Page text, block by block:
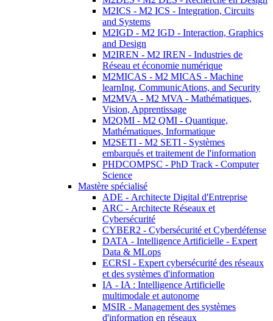
M2ICS - M2 ICS - Integration, Circuits
and Systems
M2IGD - M2 IGD - Interaction, Graphics
and Design
M2IREN - M2 IREN - Industries de
Réseau et économie numérique
M2MICAS - M2 MICAS - Machine
learnIng, CommunicAtions, and Security
M2MVA - M2 MVA - Mathématiques,
Vision, Apprentissage
M2QMI - M2 QMI - Quantique,
Mathématiques, Informatique
M2SETI - M2 SETI - Systèmes
embarqués et traitement de l'information
PHDCOMPSC - PhD Track - Computer
Science
Mastère spécialisé
ADE - Architecte Digital d'Entreprise
ARC - Architecte Réseaux et
Cybersécurité
CYBER2 - Cybersécurité et Cyberdéfense
DATA - Intelligence Artificielle - Expert
Data & MLops
ECRSI - Expert cybersécurité des réseaux
et des systèmes d'information
IA - IA : Intelligence Artificielle
multimodale et autonome
MSIR - Management des systèmes
d'information en réseaux